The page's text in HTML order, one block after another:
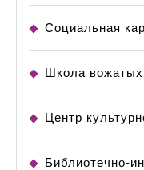
Социальная
Школа вожатых
Центр
Библиотечно-